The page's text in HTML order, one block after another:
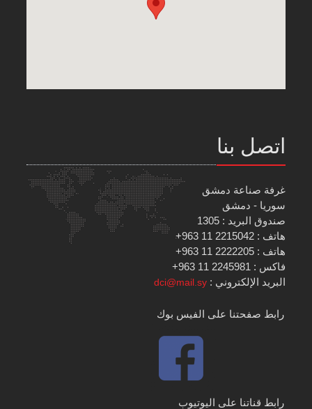
اتصل بنا
غرفة صناعة دمشق
سوريا - دمشق
صندوق البريد : 1305
هاتف : 2215042 11 963+
هاتف : 2222205 11 963+
فاكس : 2245981 11 963+
البريد الإلكتروني :dci@mail.sy
رابط صفحتنا على الفيس بوك
رابط قناتنا على اليوتيوب